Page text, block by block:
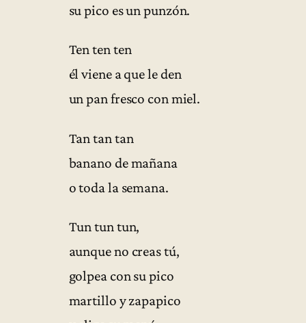
su pico es un punzón.
Ten ten ten
él viene a que le den
un pan fresco con miel.
Tan tan tan
banano de mañana
o toda la semana.
Tun tun tun,
aunque no creas tú,
golpea con su pico
martillo y zapapico